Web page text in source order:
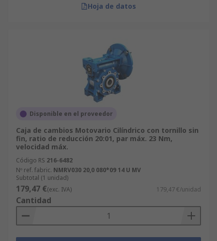
Hoja de datos
Disponible en el proveedor
Caja de cambios Motovario Cilíndrico con tornillo sin
fin, ratio de reducción 20:01, par máx. 23 Nm,
velocidad máx.
Código RS 216-6482
Nº ref. fabric. NMRV030 20,0 080*09 14 U MV
Subtotal (1 unidad)
179,47 €(exc. IVA) 179,47 €/unidad
Cantidad